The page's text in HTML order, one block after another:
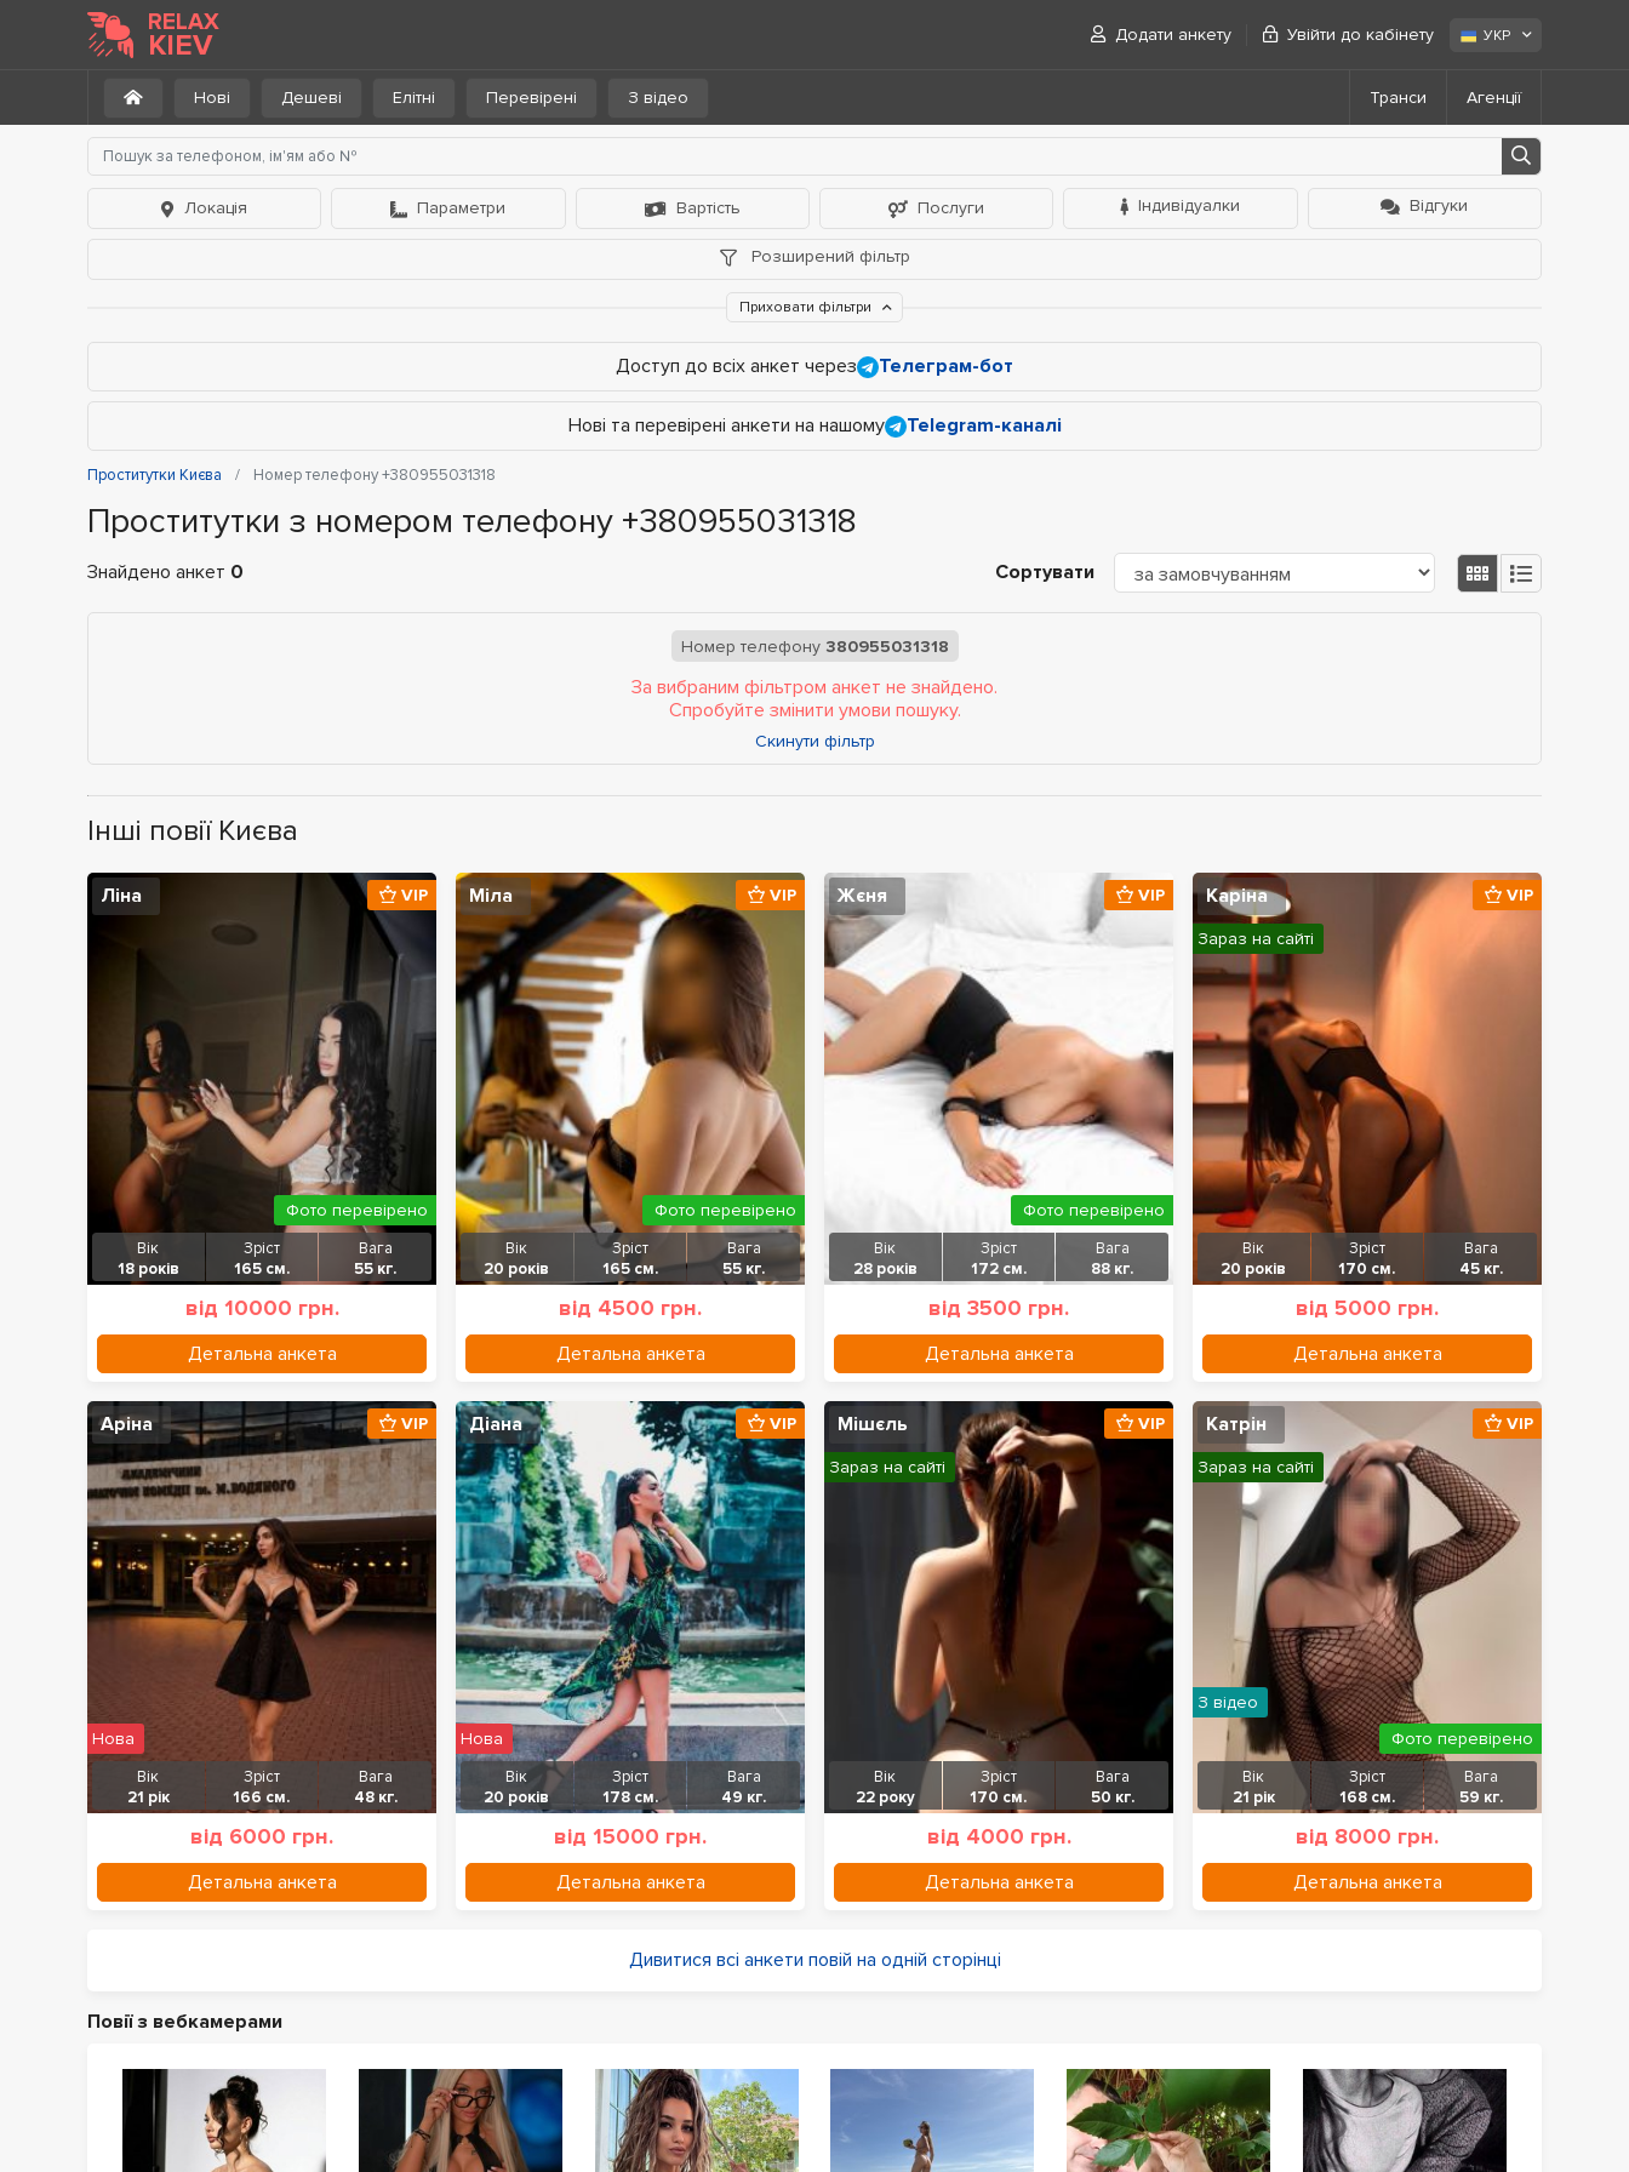
RELAX
KIEV Додати анкету Увійти до кабінету УКР
Нові Дешеві Елітні Перевірені З відео Транси Агенції
Локація Параметри Вартість Послуги Індивідуалки Відгуки
Розширений фільтр
Приховати фільтри
Доступ до всіх анкет через Телеграм-бот
Нові та перевірені анкети на нашому Telegram-каналі
Проститутки Києва Номер телефону +380955031318
Проститутки з номером телефону +380955031318
Знайдено анкет 0 Сортувати
Номер телефону 380955031318
За вибраним фільтром анкет не знайдено.
Спробуйте змінити умови пошуку.
Скинути фільтр
Інші повії Києва
Ліна
Вік
18 років
Зріст
165 см.
Вага
55 кг.
від 10000 грн.
Детальна анкета
VIP
Фото перевірено
Міла
Вік
20 років
Зріст
165 см.
Вага
55 кг.
від 4500 грн.
Детальна анкета
VIP
Фото перевірено
Жєня
Вік
28 років
Зріст
172 см.
Вага
88 кг.
від 3500 грн.
Детальна анкета
VIP
Фото перевірено
Каріна
Вік
20 років
Зріст
170 см.
Вага
45 кг.
від 5000 грн.
Детальна анкета
VIP
Зараз на сайті
Аріна
Вік
21 рік
Зріст
166 см.
Вага
48 кг.
від 6000 грн.
Детальна анкета
VIP
Нова
Діана
Вік
20 років
Зріст
178 см.
Вага
49 кг.
від 15000 грн.
Детальна анкета
VIP
Нова
Мішєль
Вік
22 року
Зріст
170 см.
Вага
50 кг.
від 4000 грн.
Детальна анкета
VIP
Зараз на сайті
Катрін
Вік
21 рік
Зріст
168 см.
Вага
59 кг.
від 8000 грн.
Детальна анкета
VIP
Зараз на сайті
З відео
Фото перевірено
Дивитися всі анкети повій на одній сторінці
Повії з вебкамерами